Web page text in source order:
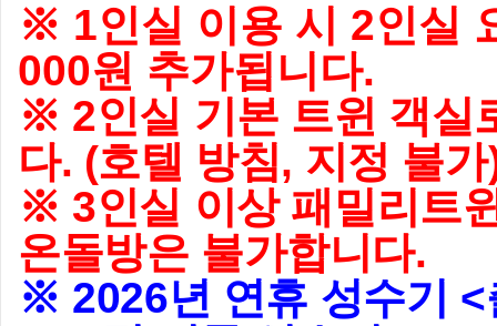
※ 1인실 이용 시 2인실
000원 추가됩니다.
※ 2인실 기본 트윈 객실
다. (호텔 방침, 지정 불가
※ 3인실 이상 패밀리트
온돌방은 불가합니다.
※ 2026년 연휴 성수기 <